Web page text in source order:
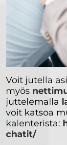
Voit jutella
myös
juttelemalla
voit katsoa
kalenterista:
chatit/